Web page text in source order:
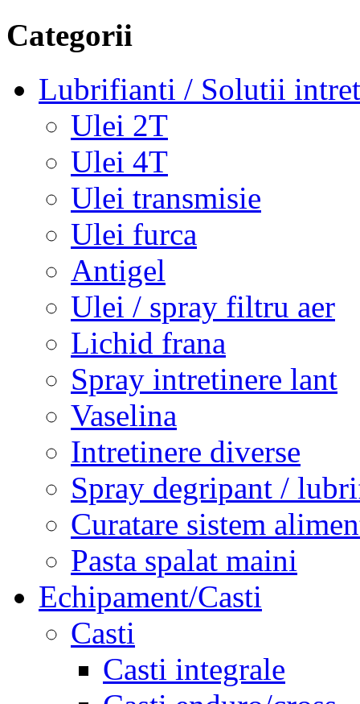
Categorii
Lubrifianti / Solutii
Ulei 2T
Ulei 4T
Ulei transmisie
Ulei furca
Antigel
Ulei / spray filtru aer
Lichid frana
Spray intretinere lant
Vaselina
Intretinere diverse
Spray degripant /
Curatare sistem
Pasta spalat maini
Echipament/Casti
Casti
Casti integrale